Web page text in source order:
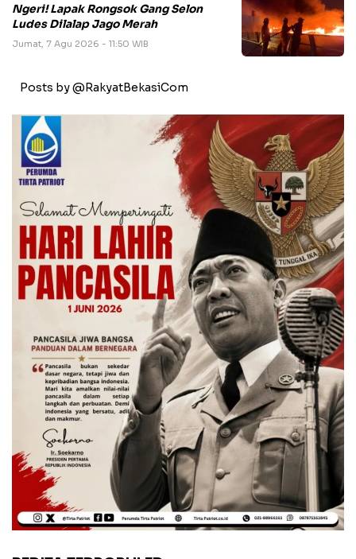
Ngeri! Lapak Rongsok Gang Selon
Ludes Dilalap Jago Merah
Jumat, 7 Agu 2026 - 11:50 WIB
Posts by @RakyatBekasiCom